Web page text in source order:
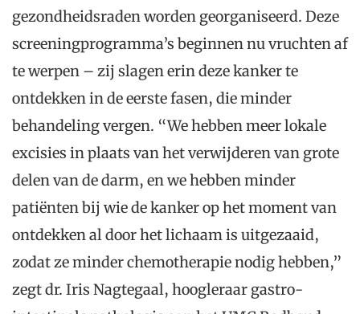
gezondheidsraden worden georganiseerd. Deze
screeningprogramma’s beginnen nu vruchten af
te werpen – zij slagen erin deze kanker te
ontdekken in de eerste fasen, die minder
behandeling vergen. “We hebben meer lokale
excisies in plaats van het verwijderen van grote
delen van de darm, en we hebben minder
patiënten bij wie de kanker op het moment van
ontdekken al door het lichaam is uitgezaaid,
zodat ze minder chemotherapie nodig hebben,”
zegt dr. Iris Nagtegaal, hoogleraar gastro-